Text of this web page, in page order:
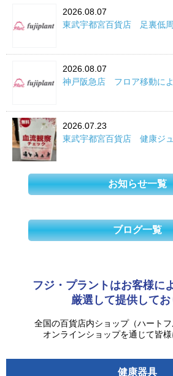
2026.08.07
東武宇都宮百貨店 足裏低
2026.08.07
神戸阪急店 フロア移動によ
2026.07.23
東武宇都宮百貨店 健康ジュ
お知らせ一覧
ブログ一覧
フジ・プラントはお客様に
厳選して提供して
全国の百貨店内ショップ（ハート
オンラインショップを通じて皆
健康器具